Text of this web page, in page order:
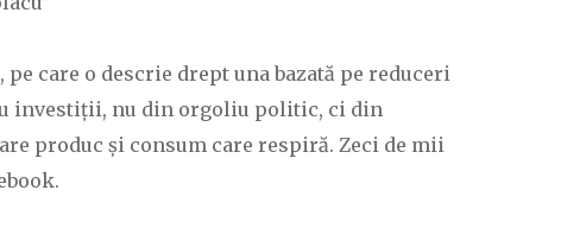
care o descrie drept una bazată pe reduceri
investiții, nu din orgoliu politic, ci din
produc și consum care respiră. Zeci de mii